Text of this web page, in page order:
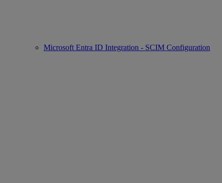
Microsoft Entra ID Integration - SCIM Configuration